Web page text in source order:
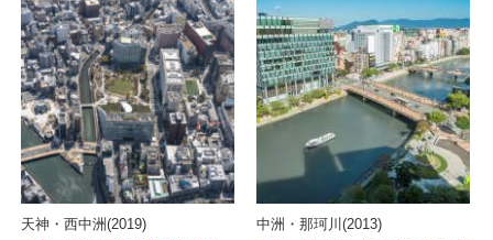
天神・西中洲(2019)
中洲・那珂川(2013)